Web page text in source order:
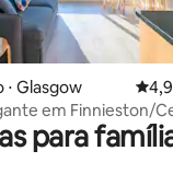
de 5, 386 avaliações
Glasgow 4,92
em Finnieston/
estacionamento
para